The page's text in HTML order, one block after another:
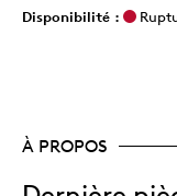
Disponibilité :
À PROPOS